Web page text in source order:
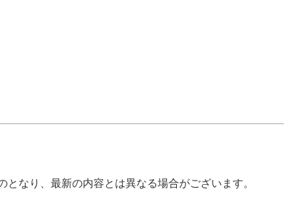
なり、最新の内容とは異なる場合がございます。